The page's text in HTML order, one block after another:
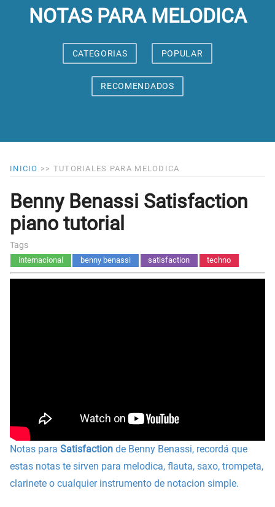
NOTAS PARA MELODICA
CATEGORIAS POPULAR
RECOMENDADOS
INICIO >> TUTORIALES PARA MELODICA
Benny Benassi Satisfaction
piano tutorial
Tags
internacional benny benassi satisfaction techno
Notas para Satisfaction de Benny Benassi, recordá que
estas notas te sirven para melodica, flauta, saxo, trompeta,
clarinete o cualquier instrumento de notacion simple.